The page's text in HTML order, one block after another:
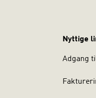
Nyttige
Adgang